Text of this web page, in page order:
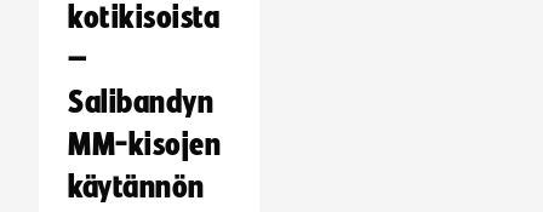
kotikisoista
–
Salibandyn
MM-kisojen
käytännön